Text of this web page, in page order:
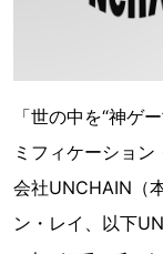
「世の中を“神ゲ
ミフィケーショ
会社UNCHAIN（
ン・レイ、以下